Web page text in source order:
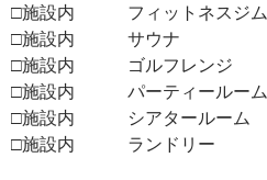
□施設内 フィットネスジム
□施設内 サウナ
□施設内 ゴルフレンジ
□施設内 パーティールーム
□施設内 シアタールーム
□施設内 ランドリー